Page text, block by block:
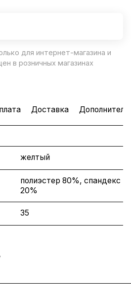
для интернет-магазина и
в розничных магазинах
Доставка
желтый
полиэстер 80%, спандекс
20%
35